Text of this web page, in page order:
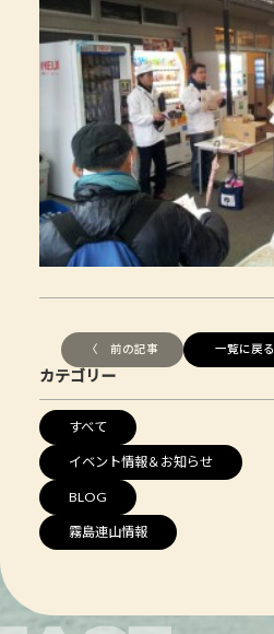
〈 前の記事 一覧に戻る
カテゴリー
すべて
イベント情報＆お知らせ
BLOG
霧島連山情報